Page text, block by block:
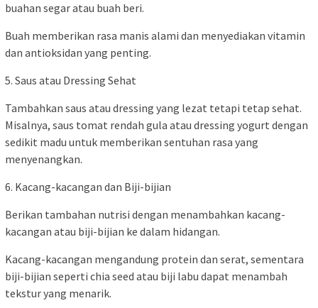
buahan segar atau buah beri.
Buah memberikan rasa manis alami dan menyediakan vitamin
dan antioksidan yang penting.
5. Saus atau Dressing Sehat
Tambahkan saus atau dressing yang lezat tetapi tetap sehat.
Misalnya, saus tomat rendah gula atau dressing yogurt dengan
sedikit madu untuk memberikan sentuhan rasa yang
menyenangkan.
6. Kacang-kacangan dan Biji-bijian
Berikan tambahan nutrisi dengan menambahkan kacang-
kacangan atau biji-bijian ke dalam hidangan.
Kacang-kacangan mengandung protein dan serat, sementara
biji-bijian seperti chia seed atau biji labu dapat menambah
tekstur yang menarik.